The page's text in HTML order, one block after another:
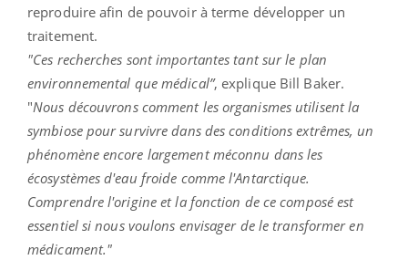
reproduire afin de pouvoir à terme développer un
traitement.
"Ces recherches sont importantes tant sur le plan
environnemental que médical”, explique Bill Baker.
"Nous découvrons comment les organismes utilisent la
symbiose pour survivre dans des conditions extrêmes, un
phénomène encore largement méconnu dans les
écosystèmes d'eau froide comme l'Antarctique.
Comprendre l'origine et la fonction de ce composé est
essentiel si nous voulons envisager de le transformer en
médicament."